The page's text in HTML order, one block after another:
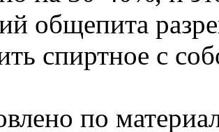
общепита
спиртное с
по